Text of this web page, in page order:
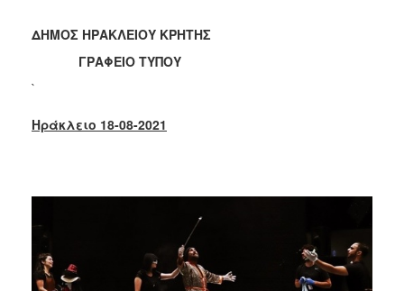
2018
2017
2015
2006
ΔΗΜΟΣ ΗΡΑΚΛΕΙΟΥ ΚΡΗΤΗΣ
ΓΡΑΦΕΙΟ ΤΥΠΟΥ
`
Ηράκλειο 18-08-2021